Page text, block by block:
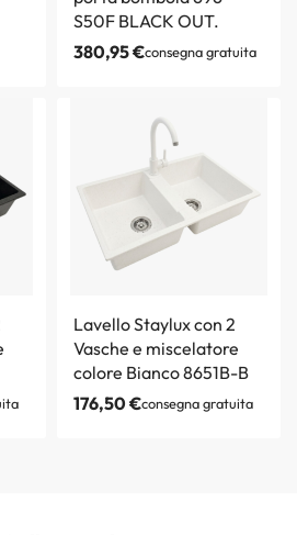
S50F BLACK OUT.
380,95€consegna gratuita
Lavello Staylux con 2
Vasche e miscelatore
colore Bianco 8651B-B
176,50€consegna gratuita